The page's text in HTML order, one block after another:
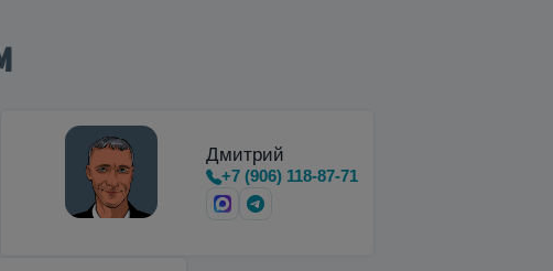
Дмитрий
+7 (906) 118-87-71